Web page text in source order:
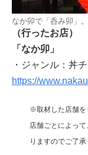
なか卯で「呑み卯」。
（行ったお店）
「なか卯」
・ジャンル：丼
https://
※取材した店舗を
店舗ごとによっ
りますのでご了承